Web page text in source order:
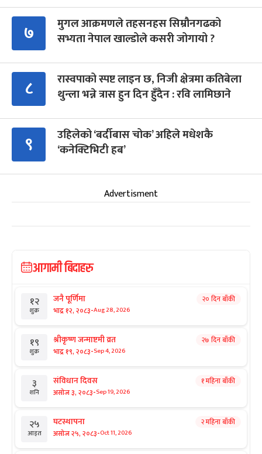
७
मुगल आक्रमणले तहसनहस सिम्रौनगढको
सभ्यता नेपाल खाल्डोले कसरी जोगायो ?
८
रास्वपाको स्पष्ट लाइन छ, निजी क्षेत्रमा कतिबेला
थुन्ला भन्ने त्रास हुन दिन हुँदैन : रवि लामिछाने
९
उहिलेको ‘बर्दीबास चोक’ अहिले मधेशकै
‘कनेक्टिभिटी हब’
Advertisment
आगामी बिदाहरु
१२
शुक्र
जनै पूर्णिमा
भाद्र १२, २०८३-Aug 28, 2026
२० दिन बाँकी
१९
शुक्र
श्रीकृष्ण जन्माष्टमी व्रत
भाद्र १९, २०८३-Sep 4, 2026
२७ दिन बाँकी
३
शनि
संविधान दिवस
असोज ३, २०८३-Sep 19, 2026
१ महिना बाँकी
२५
आइत
घटस्थापना
असोज २५, २०८३-Oct 11, 2026
२ महिना बाँकी